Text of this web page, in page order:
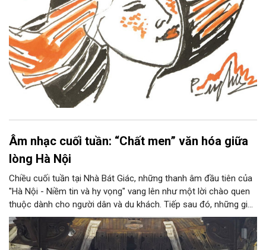
Âm nhạc cuối tuần: “Chất men” văn hóa giữa
lòng Hà Nội
Chiều cuối tuần tại Nhà Bát Giác, những thanh âm đầu tiên của
"Hà Nội - Niềm tin và hy vọng" vang lên như một lời chào quen
thuộc dành cho người dân và du khách. Tiếp sau đó, những giai
điệu jazz kinh điển của thế giới lần lượt cất lên qua phần biểu
diễn của NSƯT Quyền Văn Minh và các nghệ sĩ Bình Minh Jazz
Club, mở ra một không gian âm nhạc giàu cảm xúc ngay giữa